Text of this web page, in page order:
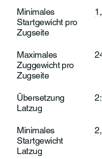
Minimales
Startgewicht pro
Zugseite
Maximales
Zuggewicht pro
Zugseite
Übersetzung
Latzug
Minimales
Startgewicht
Latzug